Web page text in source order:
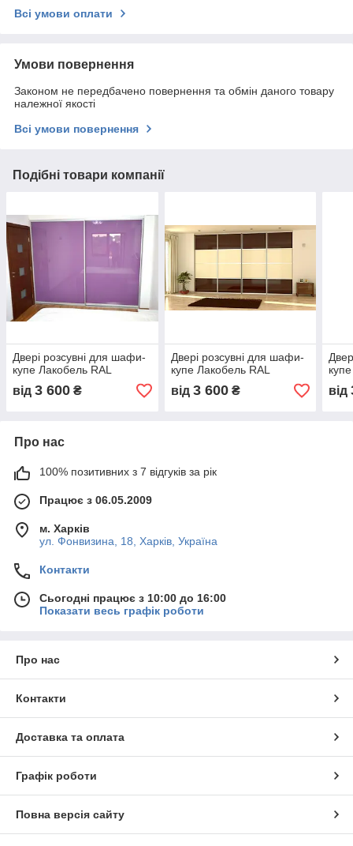
Всі умови оплати
Умови повернення
Законом не передбачено повернення та обмін даного товару
належної якості
Всі умови повернення
Подібні товари компанії
Двері розсувні для шафи-
купе Лакобель RAL
від 3 600 ₴
Двері розсувні для шафи-
купе Лакобель RAL
від 3 600₴ від
Про нас
100% позитивних з 7 відгуків за рік
Працює з 06.05.2009
м. Харків
ул. Фонвизина, 18, Харків, Україна
Контакти
Сьогодні працює з 10:00 до 16:00
Показати весь графік роботи
Про нас
Контакти
Доставка та оплата
Графік роботи
Повна версія сайту